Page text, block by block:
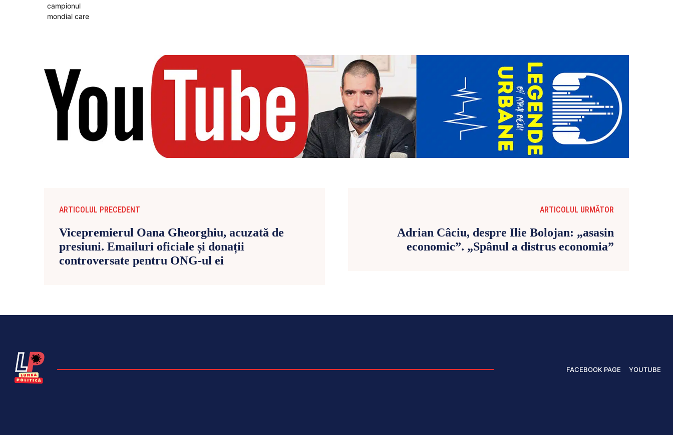
ARTICOLUL PRECEDENT
Vicepremierul Oana Gheorghiu, acuzată de
presiuni. Emailuri oficiale și donații
controversate pentru ONG-ul ei
ARTICOLUL URMĂTOR
Adrian Câciu, despre Ilie Bolojan: „asasin
economic”. „Spânul a distrus economia”
FACEBOOK PAGE YOUTUBE